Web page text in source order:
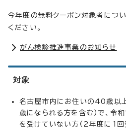
今年度の無料クーポン対象者につ
ください。
がん検診推進事業のお知らせ
対象
名古屋市内にお住いの40歳以
歳になられる方を含む）で、令
を受けていない方（2年度に1回